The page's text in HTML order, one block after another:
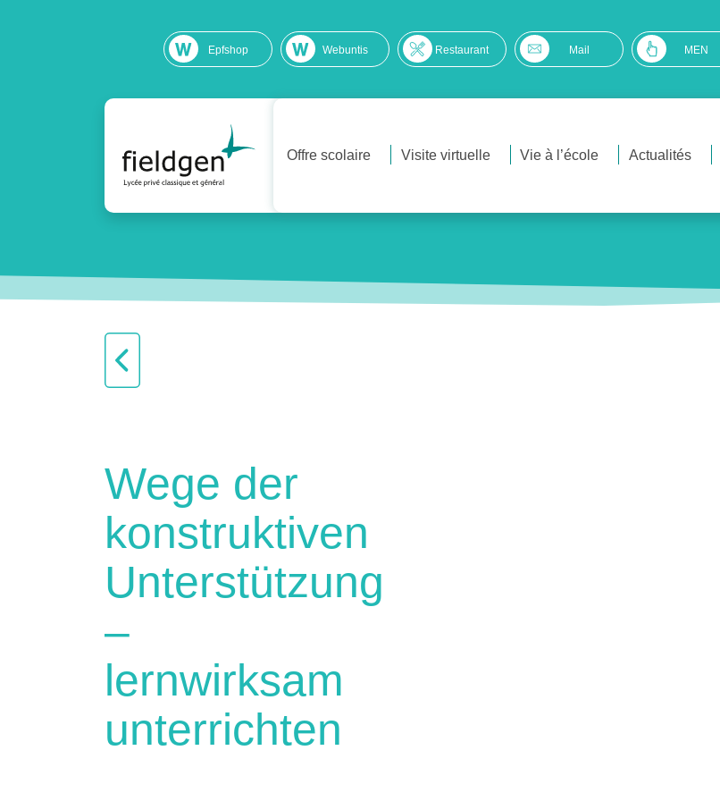
Epfshop Webuntis Restaurant Mail MEN
Offre scolaire Visite virtuelle Vie à l’école Actualités
Wege der
konstruktiven
Unterstützung
–
lernwirksam
unterrichten